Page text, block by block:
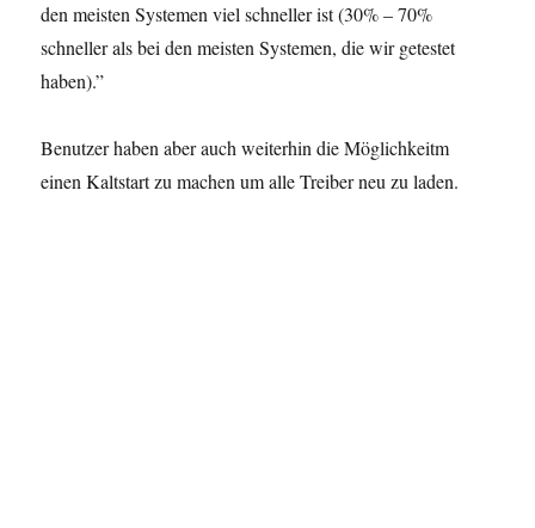
den meisten Systemen viel schneller ist (30% – 70%
schneller als bei den meisten Systemen, die wir getestet
haben).”
Benutzer haben aber auch weiterhin die Möglichkeitm
einen Kaltstart zu machen um alle Treiber neu zu laden.